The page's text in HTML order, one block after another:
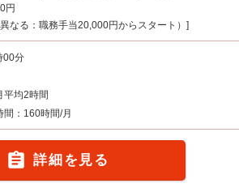
円
なる：職務手当20,000円からスタート）
00分
平均2時間
間：160時間/月
 詳細を見る